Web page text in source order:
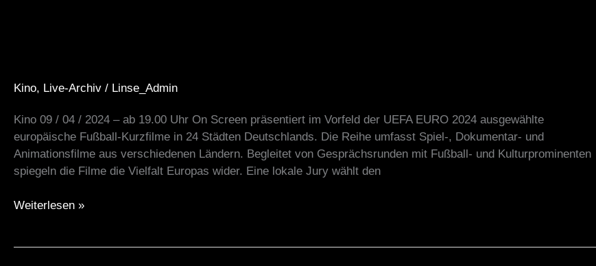
Kino, Live-Archiv / Linse_Admin
Kino 09 / 04 / 2024 – ab 19.00 Uhr On Screen präsentiert im Vorfeld der UEFA EURO 2024 ausgewählte
europäische Fußball-Kurzfilme in 24 Städten Deutschlands. Die Reihe umfasst Spiel-, Dokumentar- und
Animationsfilme aus verschiedenen Ländern. Begleitet von Gesprächsrunden mit Fußball- und Kulturprominenten
spiegeln die Filme die Vielfalt Europas wider. Eine lokale Jury wählt den
Fußball
Film
Europa
entdecken
09/04/24
Weiterlesen »